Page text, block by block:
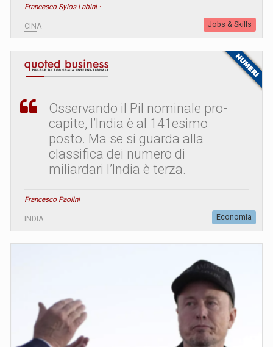
Francesco Sylos Labini ·
CINA Jobs & Skills
Osservando il Pil nominale pro-
capite, l’India è al 141esimo
posto. Ma se si guarda alla
classifica dei numero di
miliardari l’India è terza.
Francesco Paolini
INDIA Economia